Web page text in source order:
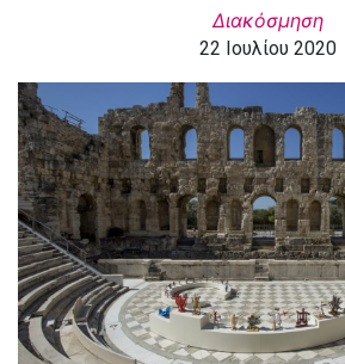
Διακόσμηση
22 Ιουλίου 2020